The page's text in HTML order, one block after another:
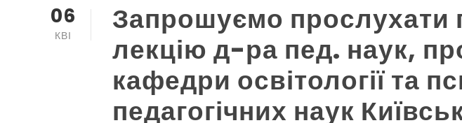
06
КВІ
Запрошуємо прослухати
лекцію д-ра пед. наук,
кафедри освітології та
педагогічних наук
Січень 2026
Грудень 2025
Листопад 2025